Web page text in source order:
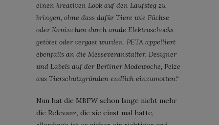
einen kreativen Look auf den Laufsteg zu
bringen, ohne dass dafür Tiere wie Füchse
oder Kaninchen durch anale Elektroschocks
getötet oder vergast wurden. PETA appelliert
ebenfalls an die Messeveranstalter, Designer
und Labels auf der Berliner Modewoche, Pelze
aus Tierschutzgründen endlich einzumotten.“
Nun hat die MBFW schon lange nicht mehr
die Relevanz, die sie einst mal hatte,